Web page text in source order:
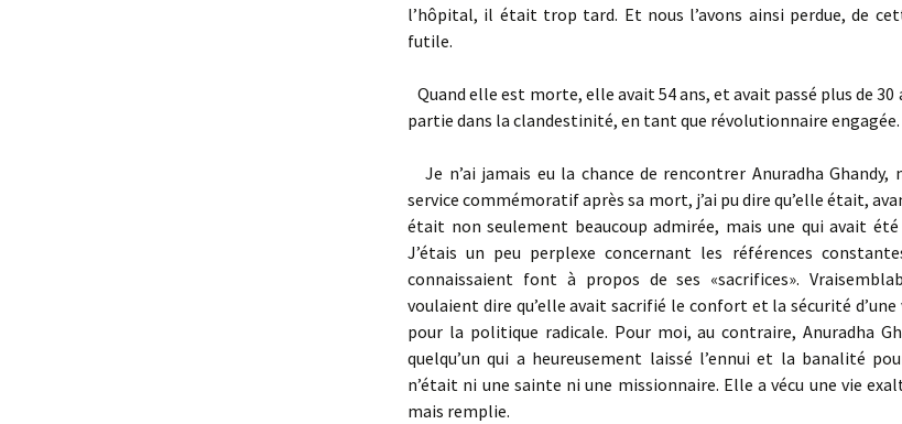
l’hôpital, il était trop tard. Et nous l’avons ainsi perdue, de
futile.
Quand elle est morte, elle avait 54 ans, et avait passé plus de 30
partie dans la clandestinité, en tant que révolutionnaire engagée.
Je n’ai jamais eu la chance de rencontrer Anuradha Ghandy,
service commémoratif après sa mort, j’ai pu dire qu’elle était,
était non seulement beaucoup admirée, mais une qui avait
J’étais un peu perplexe concernant les références
connaissaient font à propos de ses «sacrifices».
voulaient dire qu’elle avait sacrifié le confort et la sécurité d’une
pour la politique radicale. Pour moi, au contraire, Anuradha
quelqu’un qui a heureusement laissé l’ennui et la banalité
n’était ni une sainte ni une missionnaire. Elle a vécu une vie
mais remplie.